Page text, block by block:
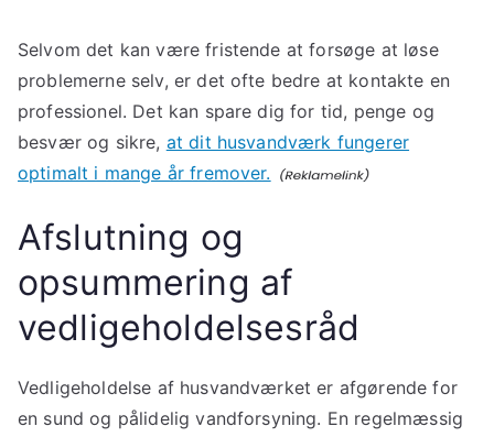
Selvom det kan være fristende at forsøge at løse
problemerne selv, er det ofte bedre at kontakte en
professionel. Det kan spare dig for tid, penge og
besvær og sikre, at dit husvandværk fungerer
optimalt i mange år fremover.
Afslutning og
opsummering af
vedligeholdelsesråd
Vedligeholdelse af husvandværket er afgørende for
en sund og pålidelig vandforsyning. En regelmæssig